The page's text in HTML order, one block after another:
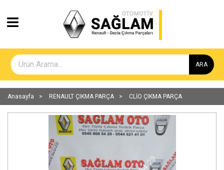
ARA
Anasayfa RENAULT ÇIKMA PARÇA CLİO ÇIKMA PARÇA